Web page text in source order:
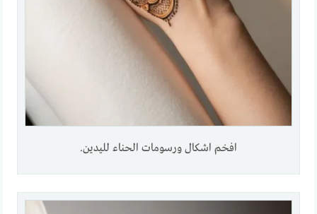
افخم اشكال ورسومات الحناء لليدين.